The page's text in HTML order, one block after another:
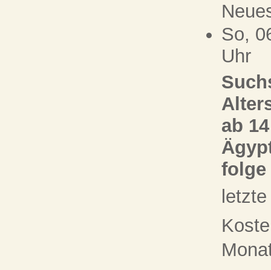
So,
Uhr
ab
folge